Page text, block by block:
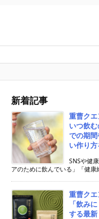
新着記事
重曹ク
いつ飲
での期
い作り方
SNSや健
アのために飲んでいる」「健康
重曹ク
「飲み
する最